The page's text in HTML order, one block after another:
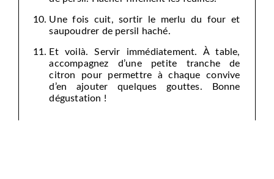
Une fois cuit, sortir le merlu du four et
saupoudrer de persil haché.
Et voilà. Servir immédiatement. À table,
accompagnez d’une petite tranche de
citron pour permettre à chaque convive
d’en ajouter quelques gouttes. Bonne
dégustation !